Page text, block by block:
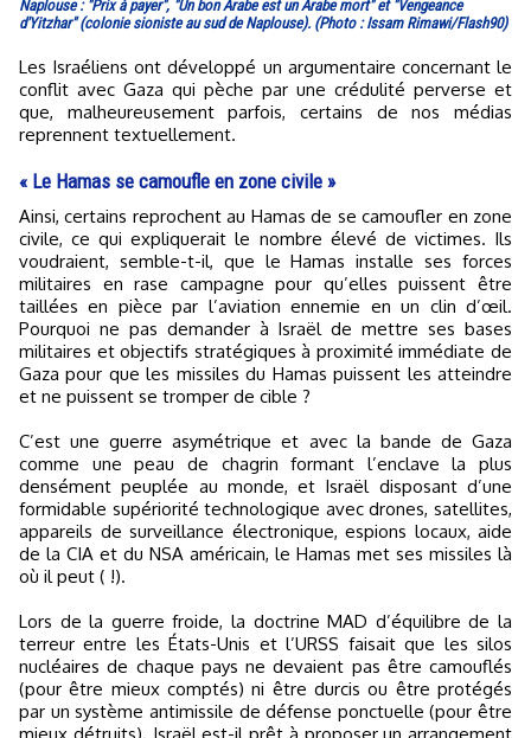
Naplouse : "Prix à payer", "Un bon Arabe est un Arabe mort" et "Vengeance
d'Yitzhar" (colonie sioniste au sud de Naplouse). (Photo : Issam Rimawi/Flash90)
Les Israéliens ont développé un argumentaire concernant le
conflit avec Gaza qui pèche par une crédulité perverse et
que, malheureusement parfois, certains de nos médias
reprennent textuellement.
« Le Hamas se camoufle en zone civile »
Ainsi, certains reprochent au Hamas de se camoufler en zone
civile, ce qui expliquerait le nombre élevé de victimes. Ils
voudraient, semble-t-il, que le Hamas installe ses forces
militaires en rase campagne pour qu’elles puissent être
taillées en pièce par l’aviation ennemie en un clin d’œil.
Pourquoi ne pas demander à Israël de mettre ses bases
militaires et objectifs stratégiques à proximité immédiate de
Gaza pour que les missiles du Hamas puissent les atteindre
et ne puissent se tromper de cible ?
C’est une guerre asymétrique et avec la bande de Gaza
comme une peau de chagrin formant l’enclave la plus
densément peuplée au monde, et Israël disposant d’une
formidable supériorité technologique avec drones, satellites,
appareils de surveillance électronique, espions locaux, aide
de la CIA et du NSA américain, le Hamas met ses missiles là
où il peut ( !).
Lors de la guerre froide, la doctrine MAD d’équilibre de la
terreur entre les États-Unis et l’URSS faisait que les silos
nucléaires de chaque pays ne devaient pas être camouflés
(pour être mieux comptés) ni être durcis ou être protégés
par un système antimissile de défense ponctuelle (pour être
mieux détruits). Israël est-il prêt à proposer un arrangement